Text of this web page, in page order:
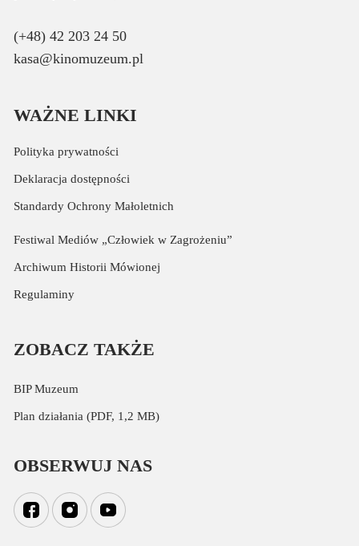
(+48) 42 203 24 50
kasa@kinomuzeum.pl
WAŻNE LINKI
Polityka prywatności
Deklaracja dostępności
Standardy Ochrony Małoletnich
Festiwal Mediów „Człowiek w Zagrożeniu”
Archiwum Historii Mówionej
Regulaminy
ZOBACZ TAKŻE
BIP Muzeum
Plan działania (PDF, 1,2 MB)
OBSERWUJ NAS